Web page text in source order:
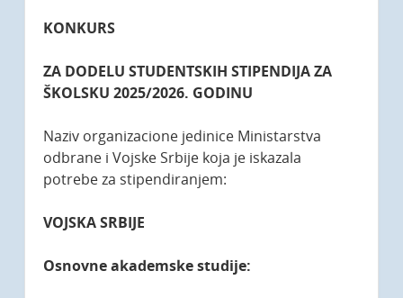
KONKURS
ZA DODELU STUDENTSKIH STIPENDIJA ZA
ŠKOLSKU 2025/2026. GODINU
Naziv organizacione jedinice Ministarstva
odbrane i Vojske Srbije koja je iskazala
potrebe za stipendiranjem:
VOJSKA SRBIJE
Osnovne akademske studije: